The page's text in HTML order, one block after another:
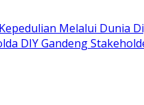
Melalui Dunia
DIY Gandeng